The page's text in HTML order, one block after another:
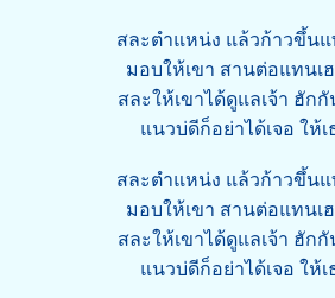
สละตำแหน่ง แล้วก้าวขึ้น
มอบให้เขา สานต่อแทนเ
สละให้เขาได้ดูแลเจ้า ฮัก
แนวบ่ดีก็อย่าได้เจอ ให้
สละตำแหน่ง แล้วก้าวขึ้น
มอบให้เขา สานต่อแทนเ
สละให้เขาได้ดูแลเจ้า ฮัก
แนวบ่ดีก็อย่าได้เจอ ให้